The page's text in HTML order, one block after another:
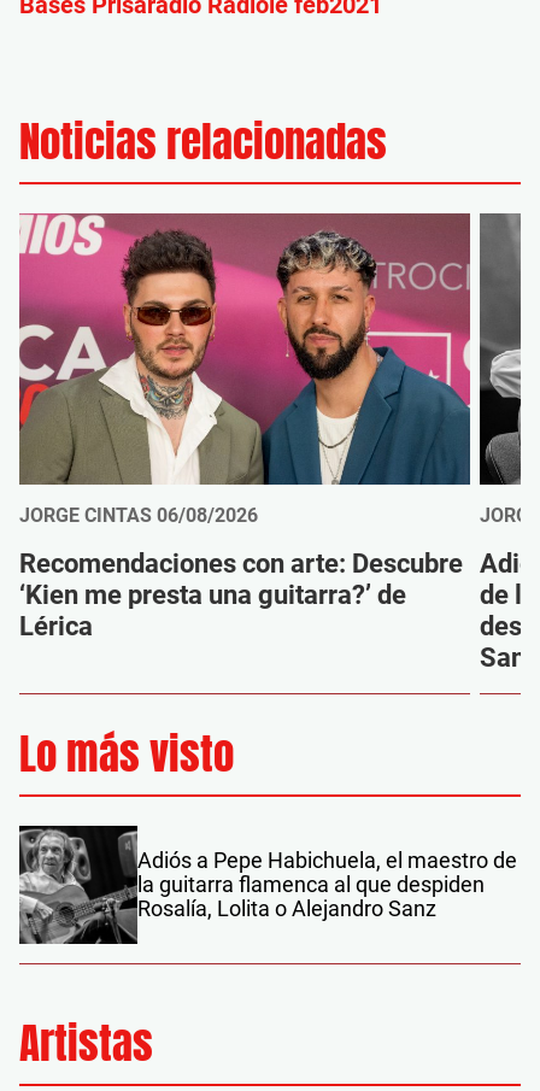
Noticias relacionadas
JORGE CINTAS 06/08/2026
Recomendaciones con arte: Descubre
‘Kien me presta una guitarra?’ de
Lérica
de
Sanz
Lo más visto
Adiós a Pepe Habichuela, el maestro de
la guitarra flamenca al que despiden
Rosalía, Lolita o Alejandro Sanz
Artistas